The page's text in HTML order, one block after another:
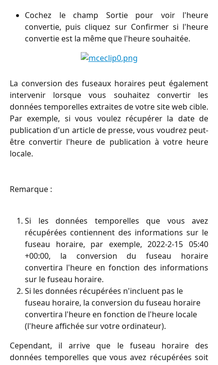
Cochez le champ Sortie pour voir l'heure
convertie, puis cliquez sur Confirmer si l'heure
convertie est la même que l'heure souhaitée.
La conversion des fuseaux horaires peut également
intervenir lorsque vous souhaitez convertir les
données temporelles extraites de votre site web cible.
Par exemple, si vous voulez récupérer la date de
publication d'un article de presse, vous voudrez peut-
être convertir l'heure de publication à votre heure
locale.
Remarque :
Si les données temporelles que vous avez
récupérées contiennent des informations sur le
fuseau horaire, par exemple, 2022-2-15 05:40
+00:00, la conversion du fuseau horaire
convertira l'heure en fonction des informations
sur le fuseau horaire.
Si les données récupérées n'incluent pas le
fuseau horaire, la conversion du fuseau horaire
convertira l'heure en fonction de l'heure locale
(l'heure affichée sur votre ordinateur).
Cependant, il arrive que le fuseau horaire des
données temporelles que vous avez récupérées soit